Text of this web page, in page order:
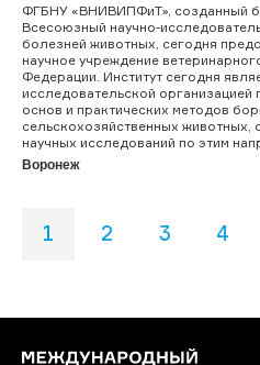
ФГБНУ «ВНИВИПФиТ», созданный
Всесоюзный научно-
болезней животных, сегодня
научное учреждение
Федерации. Институт сегодня
исследовательской организацией
основ и практических методов
сельскохозяйственных животных,
научных исследований по этим
Воронеж
1 2 3 4